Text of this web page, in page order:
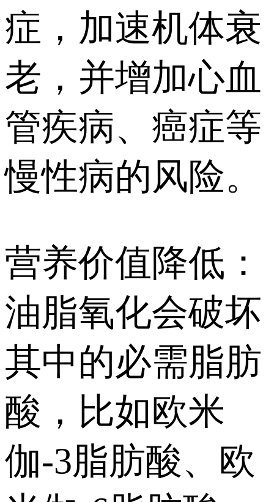
症，加速机体衰
老，并增加心血
管疾病、癌症等
慢性病的风险。
营养价值降低：
油脂氧化会破坏
其中的必需脂肪
酸，比如欧米
伽-3脂肪酸、欧